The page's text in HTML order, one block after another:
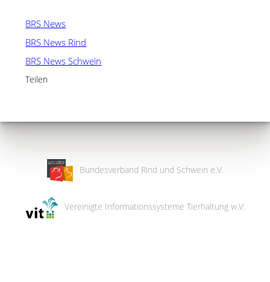
BRS News
BRS News Rind
BRS News Schwein
Teilen
Bundesverband Rind und Schwein e.V.
Vereinigte Informationssysteme Tierhaltung w.V.